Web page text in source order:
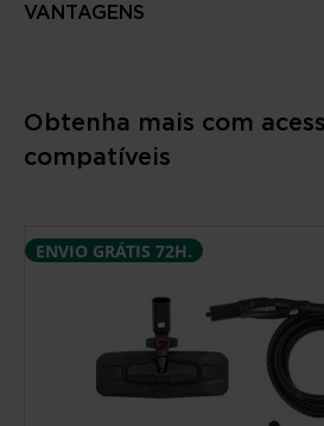
VANTAGENS
Obtenha mais com
compatíveis
ENVIO GRÁTIS 72H.